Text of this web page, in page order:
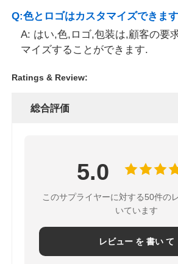
Q:色とロゴはカスタマイズできま
A: はい,色,ロゴ,包装は,顧客の要
マイズすることができます.
Ratings & Review:
総合評価
5.0
このサプライヤーに対する50件の
いています
レビュー を 書い て